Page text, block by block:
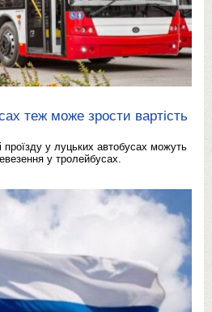
теж може зрости вартість
проїзду у луцьких автобусах можуть
у тролейбусах.